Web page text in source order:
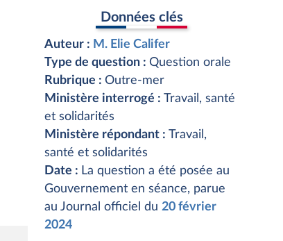
Données clés
Auteur : M. Elie Califer
Type de question : Question orale
Rubrique : Outre-mer
Ministère interrogé : Travail, santé
et solidarités
Ministère répondant : Travail,
santé et solidarités
Date : La question a été posée au
Gouvernement en séance, parue
au Journal officiel du 20 février
2024